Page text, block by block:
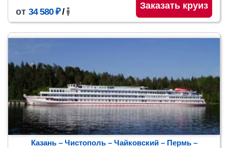
от 34 580 ₽/
Заказать круиз
Казань – Чистополь – Чайковский – Пермь –